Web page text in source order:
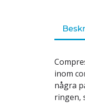
inom
några
ringen,